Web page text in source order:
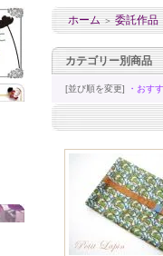
ホーム ＞ 委託作
カテゴリー別商品
[並び順を変更] ・おす